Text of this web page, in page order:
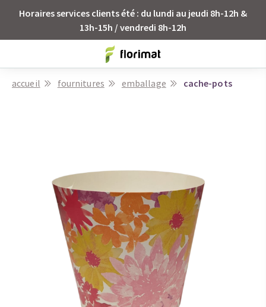
Horaires services clients été : du lundi au jeudi 8h-12h &
13h-15h / vendredi 8h-12h
accueil fournitures emballage cache-pots